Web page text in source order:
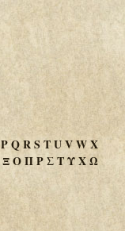
PQRS TUVWX
ΞΟΠΡΣΤΥΧΩ